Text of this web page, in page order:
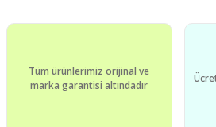
Tüm ürünlerimiz orijinal ve
marka garantisi altındadır